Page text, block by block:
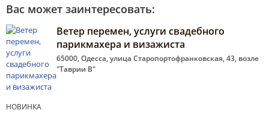
Вас может заинтересовать:
Ветер перемен, услуги свадебного
парикмахера и визажиста
65000, Одесса, улица Старопортофранковская, 43, возле
"Таврии В"
НОВИНКА